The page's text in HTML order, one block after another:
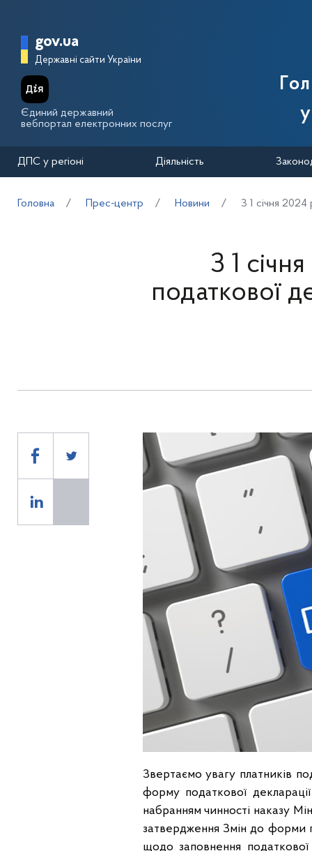
Головна сторінка Державної
gov.ua
Державні сайти України
Єдиний державний
вебпортал електронних послуг
ДПС у регіоні Діяльність
Головна Прес-центр Новини З 1 січня
З 1
податкової
Звертаємо увагу платників
форму податкової
набранням чинності наказу
затвердження Змін до форми
щодо заповнення